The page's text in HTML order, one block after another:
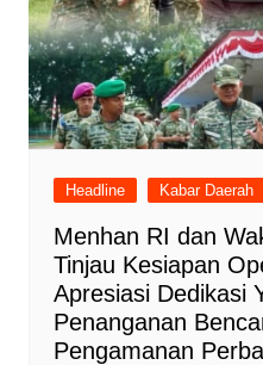
Headline Kabar Daerah
Menhan RI dan
Tinjau Kesiapan
Apresiasi Dedikasi
Penanganan
Pengamanan